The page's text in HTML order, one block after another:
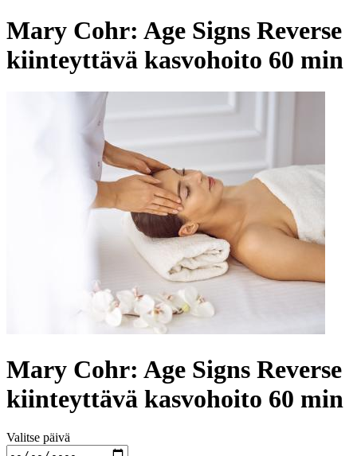
Mary Cohr: Age Signs Reverse
kiinteyttävä kasvohoito 60 min
Mary Cohr: Age Signs Reverse
kiinteyttävä kasvohoito 60 min
Valitse päivä